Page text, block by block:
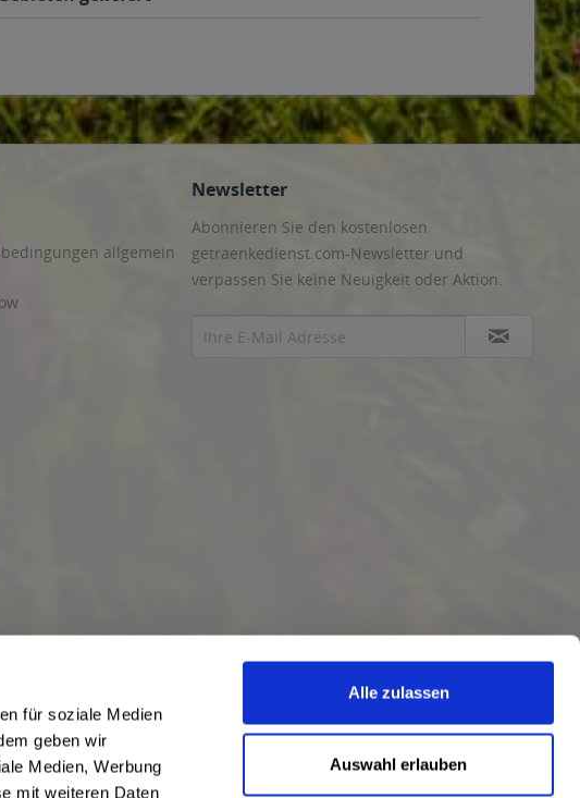
für soziale Medien
geben wir
Medien, Werbung
mit weiteren Daten
Alle zulassen
Auswahl erlauben
allgemein
Newsletter
Abonnieren Sie den kostenlosen
getraenkedienst.com-Newsletter und
verpassen Sie keine Neuigkeit oder Aktion.